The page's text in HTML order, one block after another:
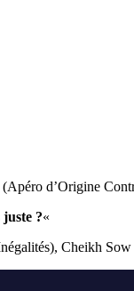
(Apéro d’Origine
?«
Cheikh